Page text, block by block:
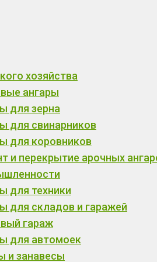
хозяйства
ангары
для зерна
для свинарников
для коровников
и перекрытие арочных
для техники
для складов и гаражей
гараж
для автомоек
и занавесы